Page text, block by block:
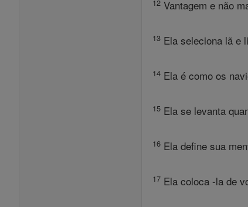
12 Vantagem e não
13 Ela seleciona lã e
14 Ela é como os
15 Ela se levanta
16 Ela define sua
17 Ela coloca -la de